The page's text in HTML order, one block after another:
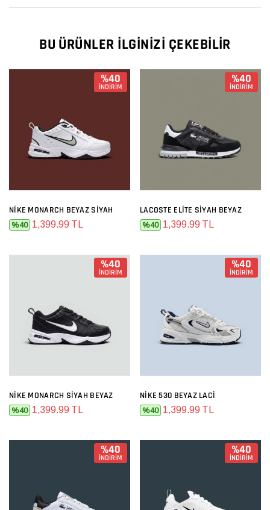
BU ÜRÜNLER İLGINIZI ÇEKEBILIR
%40
İNDİRİM
NIKE MONARCH BEYAZ SIYAH
%40 1,399.99 TL
%40
İNDİRİM
LACOSTE ELITE SIYAH BEYAZ
%40 1,399.99 TL
%40
İNDİRİM
NIKE MONARCH SIYAH BEYAZ
%40 1,399.99 TL
%40
İNDİRİM
NIKE 530 BEYAZ LACI
%40 1,399.99 TL
%40
İNDİRİM
%40
İNDİRİM